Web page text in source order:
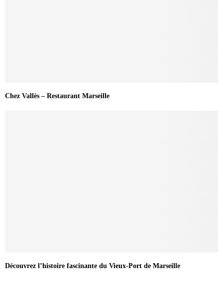
Chez Vallès – Restaurant Marseille
Découvrez l’histoire fascinante du Vieux-Port de Marseille